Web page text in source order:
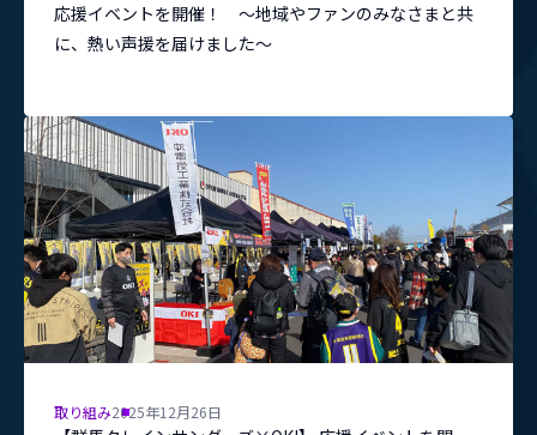
応援イベントを開催！ ～地域やファンのみなさまと共
に、熱い声援を届けました～
取り組み2025年12月26日